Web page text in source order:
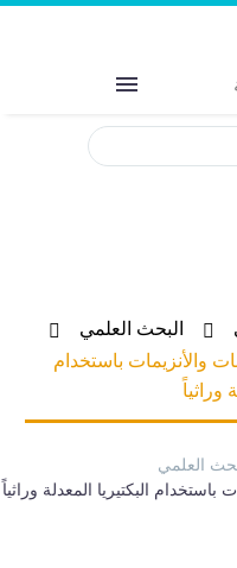
البحث العلمي
والأنزيمات باستخدام
وراثياً
العلمي
باستخدام البكتيريا المعدلة وراثياً